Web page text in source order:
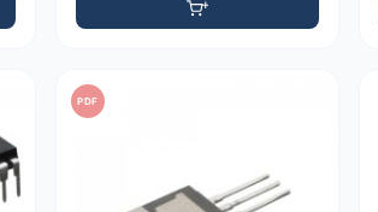
PDF